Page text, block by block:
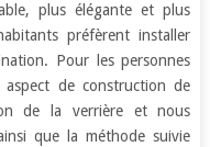
plus élégante et plus
préfèrent installer
Pour les personnes
de construction de
de la verrière et nous
que la méthode suivie